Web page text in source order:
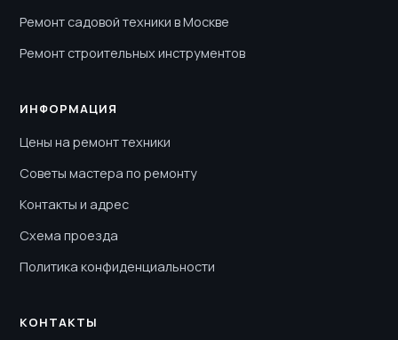
Ремонт садовой техники в Москве
Ремонт строительных инструментов
ИНФОРМАЦИЯ
Цены на ремонт техники
Советы мастера по ремонту
Контакты и адрес
Схема проезда
Политика конфиденциальности
КОНТАКТЫ